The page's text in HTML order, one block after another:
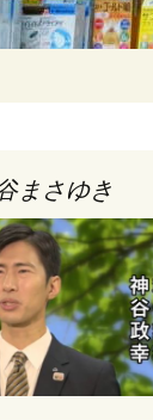
まさゆき